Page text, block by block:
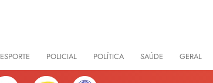
ESPORTE POLICIAL POLÍTICA SAÚDE GERAL